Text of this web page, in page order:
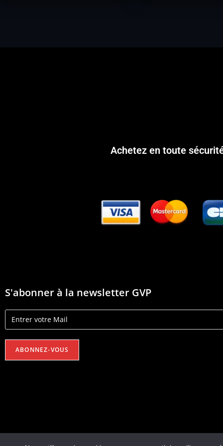
Achetez en toute
S'abonner à la newsletter GVP